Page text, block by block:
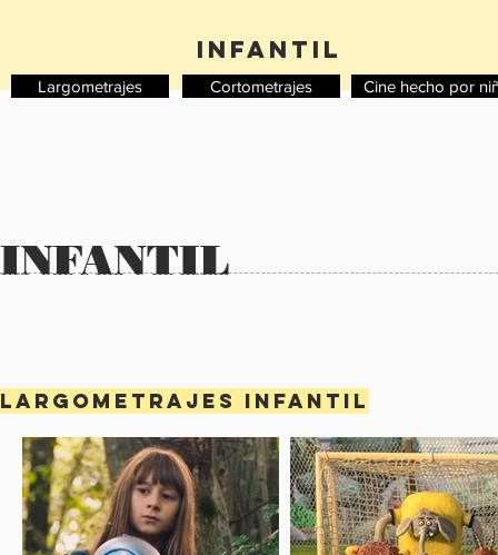
INFANTIL
Largometrajes Cortometrajes Cine hecho por
INFANTIL
Largometrajes INFANTIL